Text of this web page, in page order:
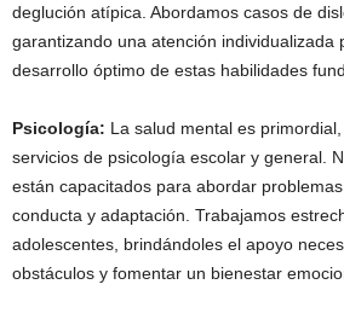
deglución atípica. Abordamos casos de
garantizando una atención individualizada
desarrollo óptimo de estas habilidades
Psicología: La salud mental es
servicios de psicología escolar y general.
están capacitados para abordar
conducta y adaptación. Trabajamos
adolescentes, brindándoles el apoyo
obstáculos y fomentar un bienestar